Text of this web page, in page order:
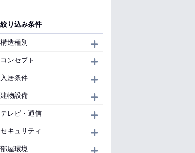
絞り込み条件
構造種別
コンセプト
入居条件
建物設備
テレビ・通信
セキュリティ
部屋環境